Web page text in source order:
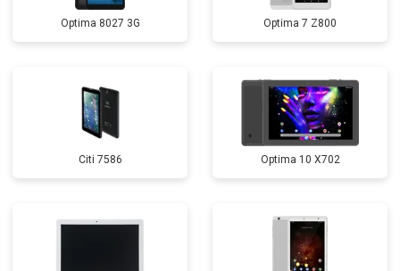
Optima 8027 3G Optima 7 Z800
Citi 7586 Optima 10 X702